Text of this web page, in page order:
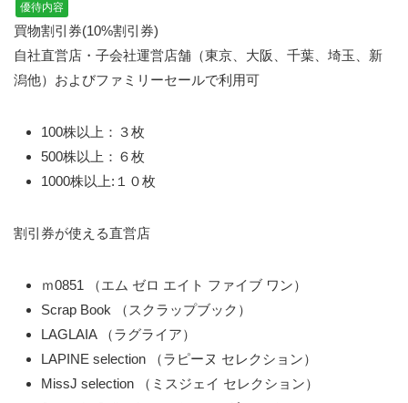
優待内容
買物割引券(10%割引券)
自社直営店・子会社運営店舗（東京、大阪、千葉、埼玉、新
潟他）およびファミリーセールで利用可
100株以上：３枚
500株以上：６枚
1000株以上:１０枚
割引券が使える直営店
ｍ0851 （エム ゼロ エイト ファイブ ワン）
Scrap Book （スクラップブック）
LAGLAIA （ラグライア）
LAPINE selection （ラピーヌ セレクション）
MissJ selection （ミスジェイ セレクション）